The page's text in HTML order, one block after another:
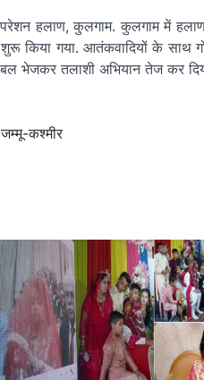
हलाण, कुलगाम. कुलगाम में
किया गया. आतंकवादियों के साथ
बल भेजकर तलाशी अभियान तेज कर
कश्मीर